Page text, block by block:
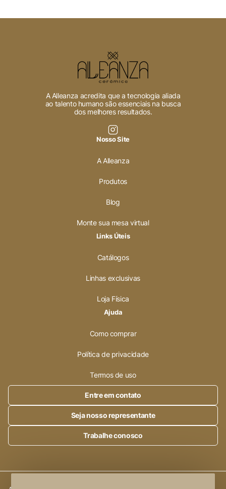
A Alleanza acredita que a tecnologia aliada
ao talento humano são essenciais na busca
dos melhores resultados.
Nosso Site
A Alleanza
Produtos
Blog
Monte sua mesa virtual
Links Úteis
Catálogos
Linhas exclusivas
Loja Física
Ajuda
Como comprar
Política de privacidade
Termos de uso
Entre em contato
Seja nosso representante
Trabalhe conosco